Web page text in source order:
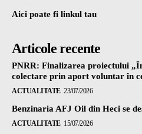
Aici poate fi linkul tau
Articole recente
PNRR: Finalizarea proiectului
colectare prin aport voluntar în
ACTUALITATE 23/07/2026
Benzinaria AFJ Oil din Heci se
ACTUALITATE 15/07/2026